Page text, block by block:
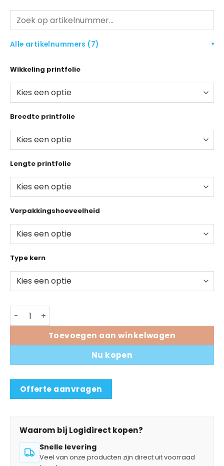
Alle artikelnummers (7) ▾
Wikkeling printfolie
Breedte printfolie
Lengte printfolie
Verpakkingshoeveelheid
Type kern
GRT3 High Performance Flat Head Wax Resin aantal
Toevoegen aan winkelwagen
Nu kopen
Offerte aanvragen
Waarom bij Logidirect kopen?
Snelle levering
Veel van onze producten zijn direct uit voorraad